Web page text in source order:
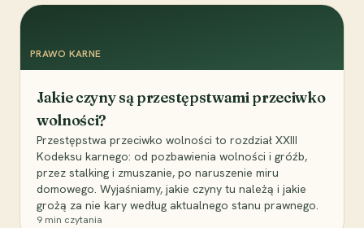
PRAWO KARNE
Jakie czyny są przestępstwami przeciwko
wolności?
Przestępstwa przeciwko wolności to rozdział XXIII
Kodeksu karnego: od pozbawienia wolności i gróźb,
przez stalking i zmuszanie, po naruszenie miru
domowego. Wyjaśniamy, jakie czyny tu należą i jakie
grożą za nie kary według aktualnego stanu prawnego.
9 min czytania